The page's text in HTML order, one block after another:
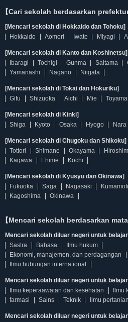
【Cari sekolah berdasarkan prefektur
[Mencari sekolah di Hokkaido dan Tohoku]
Hokkaido
Aomori Iwate Miyagi
[Mencari sekolah di Kanto dan Koshinetsu]
Ibaragi
Tochigi Gunma Saitama
Yamanashi
Nagano Niigata
[Mencari sekolah di Tokai dan Hokuriku]
Gifu
Shizuoka Aichi Mie Toyama
[Mencari sekolah di Kinki]
Shiga
Kyoto Osaka Hyogo Nara
[Mencari sekolah di Chugoku dan Shikoku]
Tottori
Shimane Okayama
Kagawa
Ehime Kochi
[Mencari sekolah di Kyusyu dan Okinawa]
Fukuoka
Saga Nagasaki
Kagoshima
Okinawa
【Mencari sekolah berdasarkan mata
Mencari sekolah diluar negeri untuk
Sastra
Bahasa
Ilmu hukum
Ekonomi, manajemen, dan perdagangan
Ilmu hubungan international
Mencari sekolah diluar negeri untuk
Ilmu keperaawatan dan kesehatan
farmasi
Sains Teknik Ilmu
Mencari sekolah diluar negeri untuk